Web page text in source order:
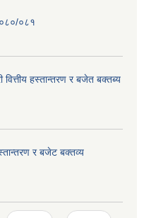
०८१
हस्तान्तरण र बजेत बक्तब्य
र बजेट बक्तव्य